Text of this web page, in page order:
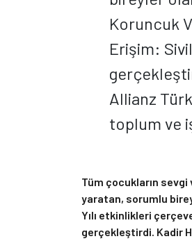
Koruncuk
Erişim:
Allianz
toplum ve
Tüm çocukların sevgi
yaratan, sorumlu
Yılı etkinlikleri
gerçekleştirdi. Kadir